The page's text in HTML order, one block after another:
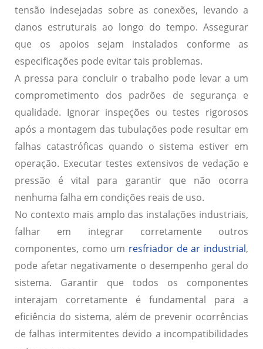
tensão indesejadas sobre as conexões, levando a
danos estruturais ao longo do tempo. Assegurar
que os apoios sejam instalados conforme as
especificações pode evitar tais problemas.
A pressa para concluir o trabalho pode levar a um
comprometimento dos padrões de segurança e
qualidade. Ignorar inspeções ou testes rigorosos
após a montagem das tubulações pode resultar em
falhas catastróficas quando o sistema estiver em
operação. Executar testes extensivos de vedação e
pressão é vital para garantir que não ocorra
nenhuma falha em condições reais de uso.
No contexto mais amplo das instalações industriais,
falhar em integrar corretamente outros
componentes, como um resfriador de ar industrial,
pode afetar negativamente o desempenho geral do
sistema. Garantir que todos os componentes
interajam corretamente é fundamental para a
eficiência do sistema, além de prevenir ocorrências
de falhas intermitentes devido a incompatibilidades